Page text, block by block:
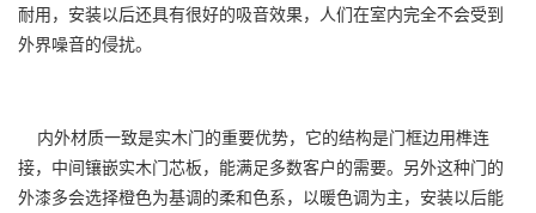
耐用，安装以后还具有很好的吸音效果，人们在室内完全不会受到
外界噪音的侵扰。
内外材质一致是实木门的重要优势，它的结构是门框边用榫连
接，中间镶嵌实木门芯板，能满足多数客户的需要。另外这种门的
外漆多会选择橙色为基调的柔和色系，以暖色调为主，安装以后能